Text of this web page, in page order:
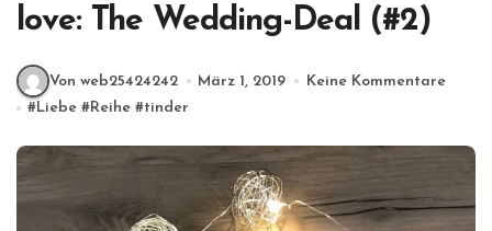
love: The Wedding-Deal (#2)
Von web25424242 März 1, 2019
Keine Kommentare
#Liebe #Reihe #tinder